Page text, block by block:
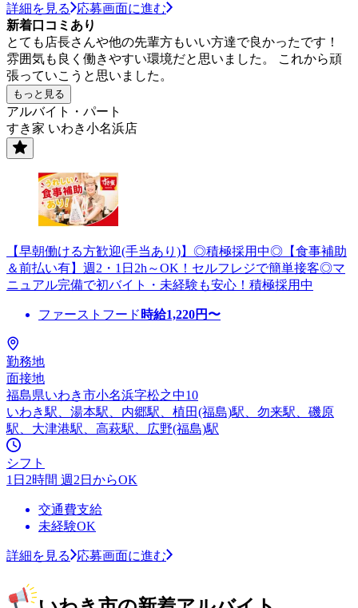
詳細を見る
応募画面に進む
新着口コミあり
とても店長さんや他の先輩方もいい方達で良かったです！
雰囲気も良く働きやすい環境だと思いました。 これから頑
張っていこうと思いました。
もっと見る
アルバイト・パート
すき家 いわき小名浜店
【早朝働ける方歓迎(手当あり)】◎積極採用中◎【食事補助
＆前払い有】週2・1日2h～OK！セルフレジで簡単接客◎マ
ニュアル完備で初バイト・未経験も安心！積極採用中
ファーストフード 時給1,220円〜
勤務地
面接地
福島県いわき市小名浜字松之中10
いわき駅、湯本駅、内郷駅、植田(福島)駅、勿来駅、磯原
駅、大津港駅、高萩駅、広野(福島)駅
シフト
1日2時間 週2日からOK
交通費支給
未経験OK
詳細を見る 応募画面に進む